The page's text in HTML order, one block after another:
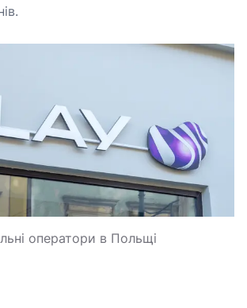
оператори в Польщі